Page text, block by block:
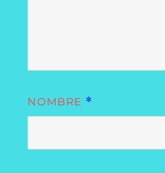
NOMBRE *